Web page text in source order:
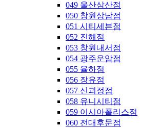
049 울산삼산점
050 창원상남점
051 시티세븐점
052 진해점
053 창원내서점
054 광주운암점
055 율하점
056 장유점
057 신괴정점
058 유니시티점
059 이시아폴리스점
060 전대후문점